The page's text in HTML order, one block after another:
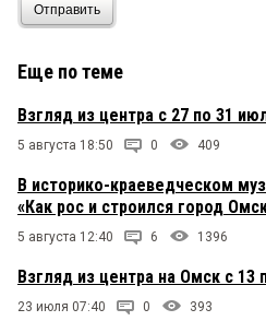
Отправить
Еще по теме
Взгляд из центра с 27 по 31
5 августа 18:50 0 409
В историко-краеведческом
«Как рос и строился город
5 августа 12:40 6 1396
Взгляд из центра на Омск с 13
23 июля 07:40 0 393